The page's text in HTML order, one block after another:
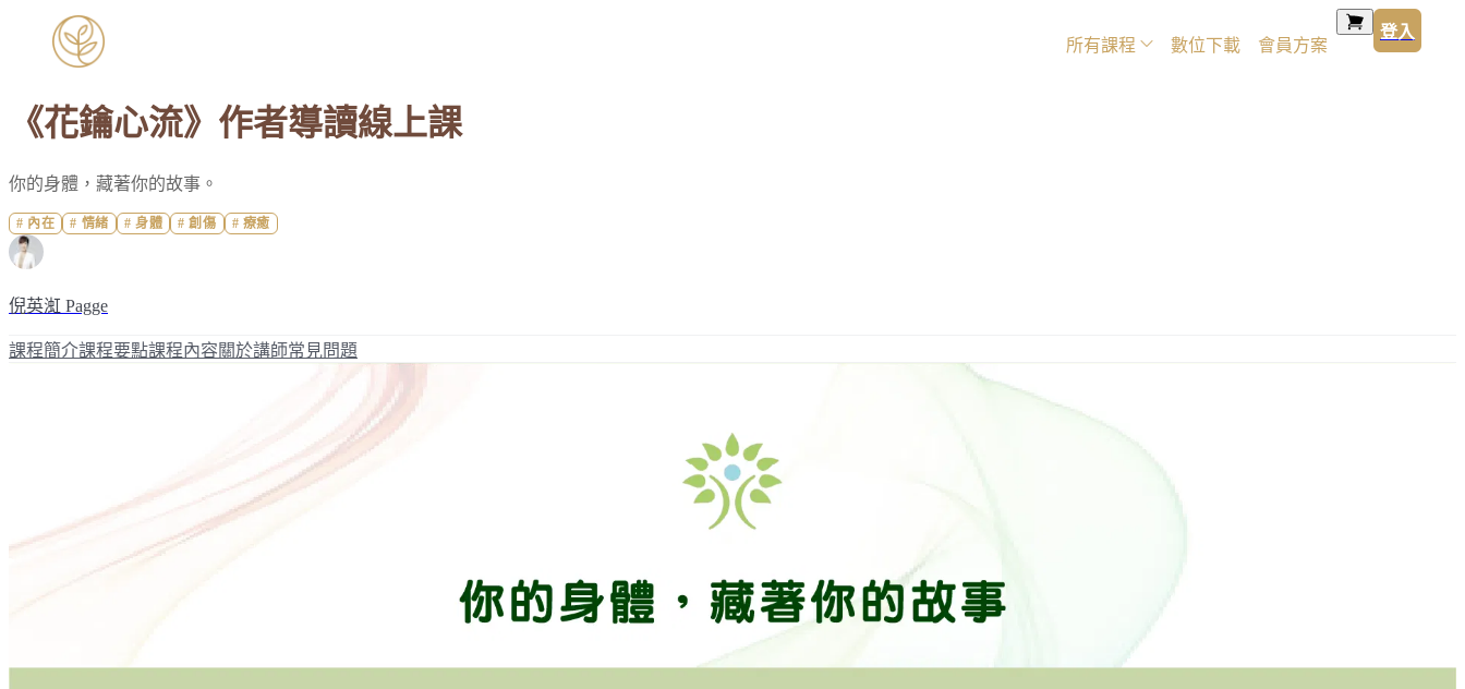
所有課程 數位下載 會員方案
登入
《花鑰心流》作者導讀線上課
你的身體，藏著你的故事。
# 內在 # 情緒 #身體 #創傷 # 療癒
倪英渱 Pagge
課程簡介課程要點課程內容關於講師常見問題